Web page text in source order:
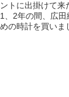
トに出掛けて
、2年の間、広
の時計を買い